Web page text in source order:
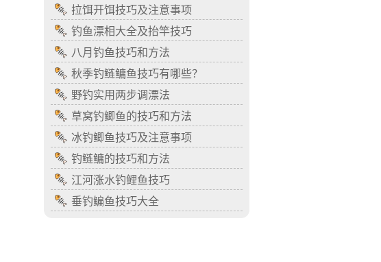
拉饵开饵技巧及注意事项
钓鱼漂相大全及抬竿技巧
八月钓鱼技巧和方法
秋季钓鲢鳙鱼技巧有哪些？
野钓实用两步调漂法
草窝钓鲫鱼的技巧和方法
冰钓鲫鱼技巧及注意事项
钓鲢鳙的技巧和方法
江河涨水钓鲤鱼技巧
垂钓鳊鱼技巧大全